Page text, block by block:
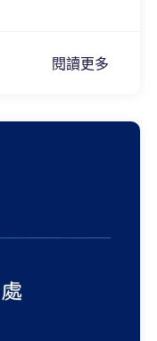
閱讀更多